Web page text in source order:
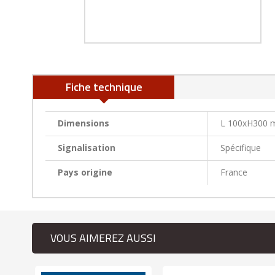
Fiche technique
Dimensions L 100xH300
Signalisation Spécifique
Pays origine France
VOUS AIMEREZ AUSSI